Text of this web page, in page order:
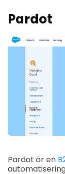
Pardot
Pardot är en